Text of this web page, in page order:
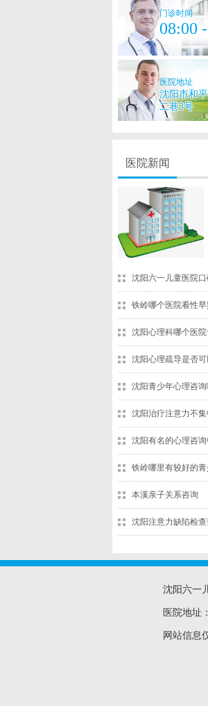
门诊时间
08:00
医院地址
沈阳市和
二巷3号
医院新闻
沈阳六一儿童医院
铁岭哪个医院看性
沈阳心理科哪个医院
沈阳心理疏导是否
沈阳青少年心理咨
沈阳治疗注意力不
沈阳有名的心理咨
铁岭哪里有较好的
本溪亲子关系咨询
沈阳注意力缺陷检查
沈阳六一
医院地址
网站信息